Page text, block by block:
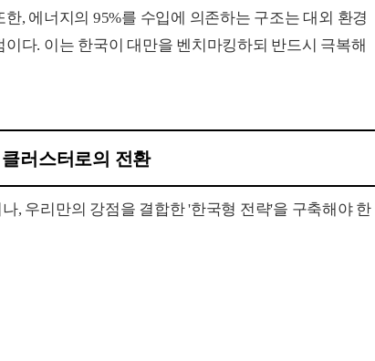
, 에너지의 95%를 수입에 의존하는 구조는 대외 환경
다. 이는 한국이 대만을 벤치마킹하되 반드시 극복해
러스터로의 전환
, 우리만의 강점을 결합한 '한국형 전략'을 구축해야 한